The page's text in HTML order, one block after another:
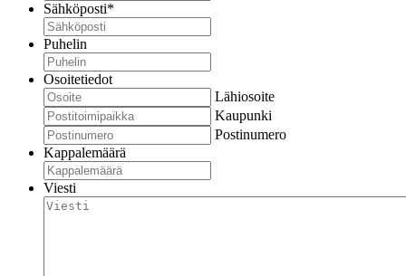
Sähköposti*
Puhelin
Osoitetiedot
Lähiosoite
Kaupunki
Postinumero
Kappalemäärä
Viesti